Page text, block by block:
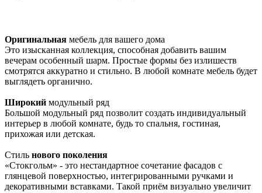
Оригинальная мебель для вашего дома
Это изысканная коллекция, способная добавить вашим
вечерам особенный шарм. Простые формы без излишеств
смотрятся аккуратно и стильно. В любой комнате мебель будет
выглядеть органично.
Широкий модульный ряд
Большой модульный ряд позволит создать индивидуальный
интерьер в любой комнате, будь то спальня, гостиная,
прихожая или детская.
Стиль нового поколения
«Стокгольм» - это нестандартное сочетание фасадов с
глянцевой поверхностью, интегрированными ручками и
декоративными вставками. Такой приём визуально увеличит